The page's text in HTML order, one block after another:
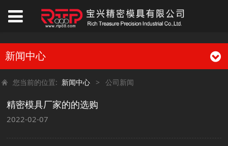
新闻中心
您当前的位置: 新闻中心 > 公司新闻
精密模具厂家的的选购
2022-02-07